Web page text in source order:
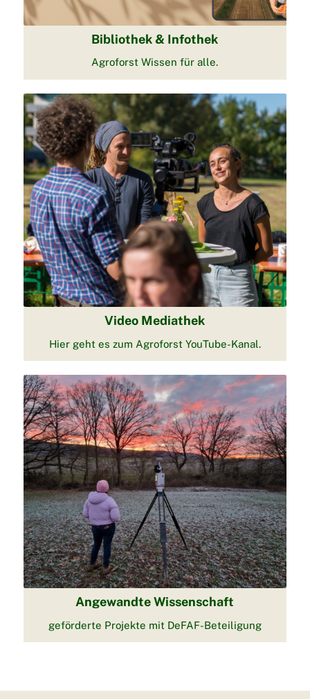
Bibliothek & Infothek
Agroforst Wissen für alle.
Video Mediathek
Hier geht es zum Agroforst YouTube-Kanal.
Angewandte Wissenschaft
geförderte Projekte mit DeFAF-Beteiligung